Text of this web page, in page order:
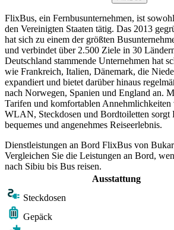
FlixBus, ein Fernbusunternehmen, ist
den Vereinigten Staaten tätig. Das 2013
hat sich zu einem der größten
und verbindet über 2.500 Ziele in 30
Deutschland stammende Unternehmen hat
wie Frankreich, Italien, Dänemark, die
expandiert und bietet darüber hinaus
nach Norwegen, Spanien und England an.
Tarifen und komfortablen Annehmlichkeiten
WLAN, Steckdosen und Bordtoiletten sorgt
bequemes und angenehmes Reiseerlebnis.
Dienstleistungen an Bord FlixBus von
Vergleichen Sie die Leistungen an Bord,
nach Sibiu bis Bus reisen.
Ausstattung
Steckdosen
Gepäck